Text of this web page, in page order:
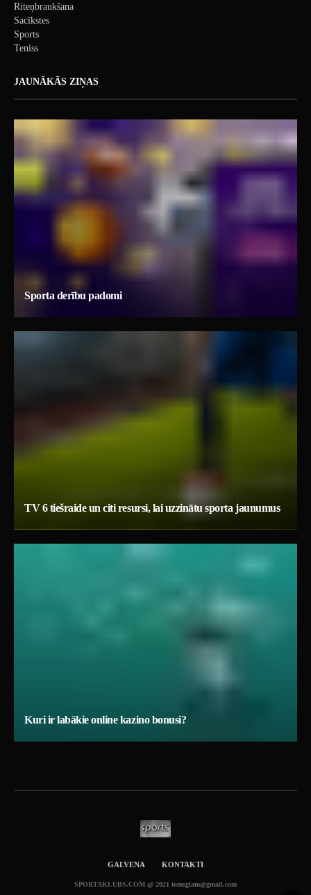
Riteņbraukšana
Sacīkstes
Sports
Teniss
JAUNĀKĀS ZIŅAS
Sporta derību padomi
TV 6 tiešraide un citi resursi, lai uzzinātu sporta jaunumus
Kuri ir labākie online kazino bonusi?
GALVENA KONTAKTI
SPORTAKLUBS.COM @ 2021 tomsglam@gmail.com